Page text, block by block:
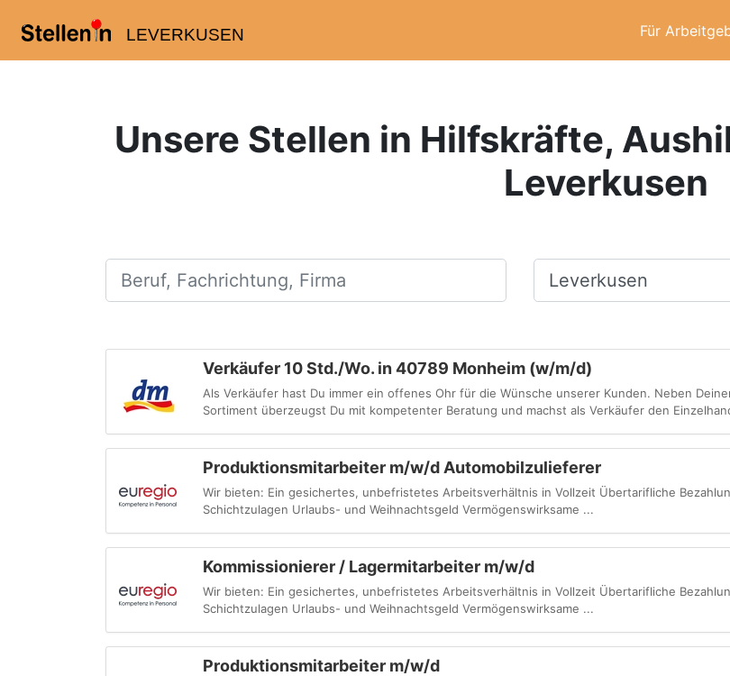
LEVERKUSEN Für
Unsere Stellen in Hilfskräfte,
Leverkusen
Beruf, Fachrichtung, Firma Ort, Stadt
Verkäufer 10 Std./Wo. in 40789 Monheim (w/m/d)
Als Verkäufer hast Du immer ein offenes Ohr für die Wünsche unserer Kunden. Neben
Sortiment überzeugst Du mit kompetenter Beratung und machst als Verkäufer den
Produktionsmitarbeiter m/w/d Automobilzulieferer
Wir bieten: Ein gesichertes, unbefristetes Arbeitsverhältnis in Vollzeit Übertarifliche
Schichtzulagen Urlaubs- und Weihnachtsgeld Vermögenswirksame ...
Kommissionierer / Lagermitarbeiter m/w/d
Wir bieten: Ein gesichertes, unbefristetes Arbeitsverhältnis in Vollzeit Übertarifliche
Schichtzulagen Urlaubs- und Weihnachtsgeld Vermögenswirksame ...
Produktionsmitarbeiter m/w/d